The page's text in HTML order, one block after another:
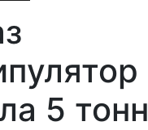
5 тонн